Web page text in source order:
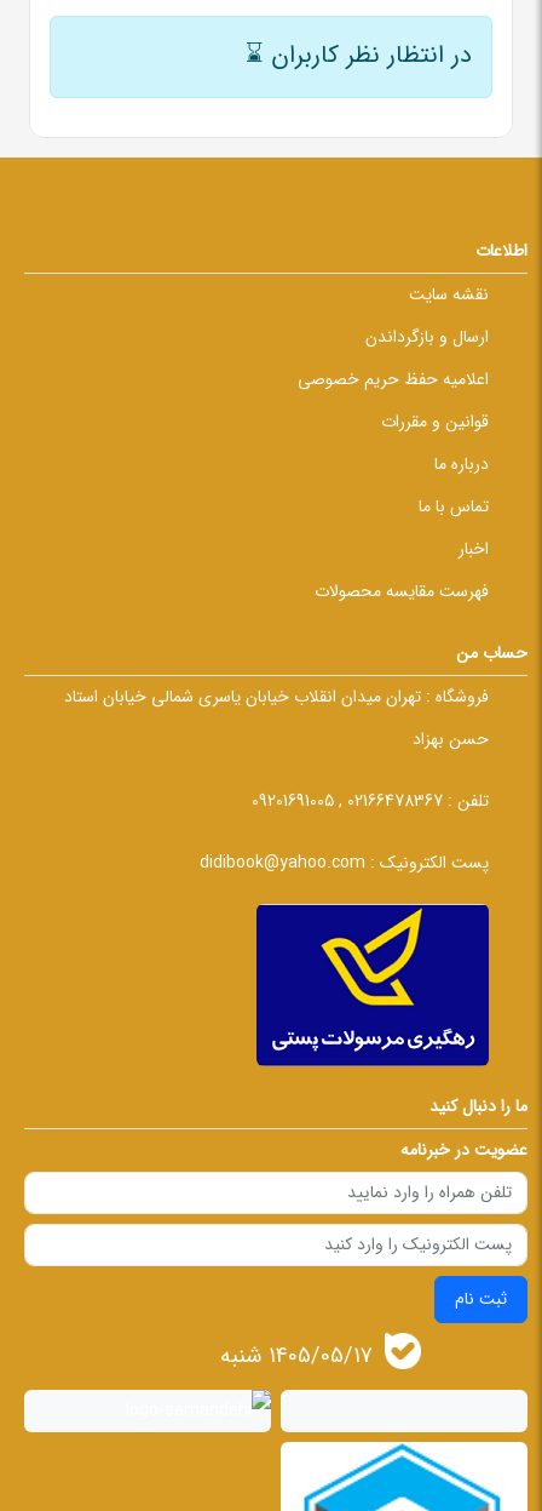
در انتظار نظر کاربران ⌛
اطلاعات
نقشه سایت
ارسال و بازگرداندن
اعلامیه حفظ حریم خصوصی
قوانین و مقررات
درباره ما
تماس با ما
اخبار
فهرست مقایسه محصولات
حساب من
فروشگاه : تهران میدان انقلاب خیابان یاسری شمالی خیابان استاد
حسن بهزاد
تلفن : 02166478367 , 09201691005
پست الکترونیک : didibook@yahoo.com
ما را دنبال کنید
عضویت در خبرنامه
ثبت نام
1405/05/17 شنبه